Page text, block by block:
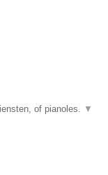
of pianoles. ▼